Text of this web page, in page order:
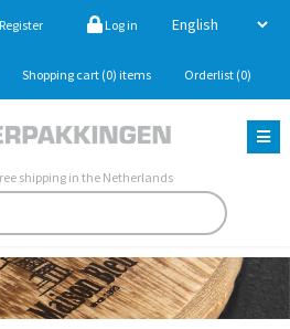
Register Log in
Shopping cart (0) items Orderlist (0)
shipping in the Netherlands